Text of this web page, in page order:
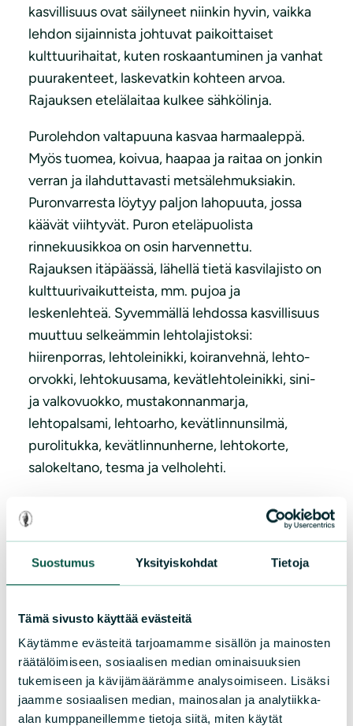
Suostumus Yksityiskohdat Tietoja
Tämä sivusto käyttää evästeitä
Käytämme evästeitä tarjoamamme sisällön ja mainosten
räätälöimiseen, sosiaalisen median ominaisuuksien
tukemiseen ja kävijämäärämme analysoimiseen. Lisäksi
jaamme sosiaalisen median, mainosalan ja analytiikka-
alan kumppaneillemme tietoja siitä, miten käytät
kasvillisuus ovat säilyneet niinkin hyvin, vaikka
lehdon sijainnista johtuvat paikoittaiset
kulttuurihaitat, kuten roskaantuminen ja vanhat
puurakenteet, laskevatkin kohteen arvoa.
Rajauksen etelälaitaa kulkee sähkölinja.
Purolehdon valtapuuna kasvaa harmaaleppä.
Myös tuomea, koivua, haapaa ja raitaa on jonkin
verran ja ilahduttavasti metsälehmuksiakin.
Puronvarresta löytyy paljon lahopuuta, jossa
käävät viihtyvät. Puron eteläpuolista
rinnekuusikkoa on osin harvennettu.
Rajauksen itäpäässä, lähellä tietä kasvilajisto on
kulttuurivaikutteista, mm. pujoa ja
leskenlehteä. Syvemmällä lehdossa kasvillisuus
muuttuu selkeämmin lehtolajistoksi:
hiirenporras, lehtoleinikki, koiranvehnä, lehto-
orvokki, lehtokuusama, kevätlehtoleinikki, sini-
ja valkovuokko, mustakonnanmarja,
lehtopalsami, lehtoarho, kevätlinnunsilmä,
purolitukka, kevätlinnunherne, lehtokorte,
salokeltano, tesma ja velholehti.
mustaherukka ja taikinamarja. Kotkansiivellä on
eteläpuolella. Lähellä rajauksen länsipäätä on
alkuperäisistä humalaesiintymistä.